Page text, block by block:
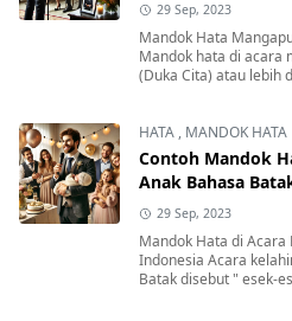
29 Sep, 2023
Mandok Hata
Mandok hata di acara
(Duka Cita) atau lebih
HATA, MANDOK HATA
Contoh Mandok
Anak Bahasa
29 Sep, 2023
Mandok Hata di Acara
Indonesia Acara
Batak disebut " esek-